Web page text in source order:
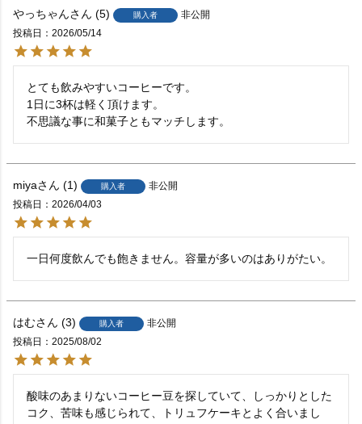
やっちゃん 5 購入者
非公開
投稿日
2026/05/14
とても飲みやすいコーヒーです。
1日に3杯は軽く頂けます。
不思議な事に和菓子ともマッチします。
miya 1 購入者
非公開
投稿日
2026/04/03
一日何度飲んでも飽きません。容量が多いのはありがたい。
はむ 3 購入者
非公開
投稿日
2025/08/02
酸味のあまりないコーヒー豆を探していて、しっかりとした
コク、苦味も感じられて、トリュフケーキとよく合いまし